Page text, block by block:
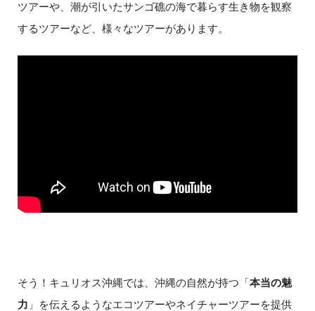
ツアーや、潮が引いたサンゴ礁の海で暮らす生き物を観察
するツアーなど、様々なツアーがあります。
そう！キュリオス沖縄では、沖縄の自然が持つ「本当の魅
力 」を伝えるようなエコツアーやネイチャーツアーを提供